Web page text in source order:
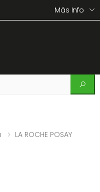
Más Info
LA ROCHE POSAY